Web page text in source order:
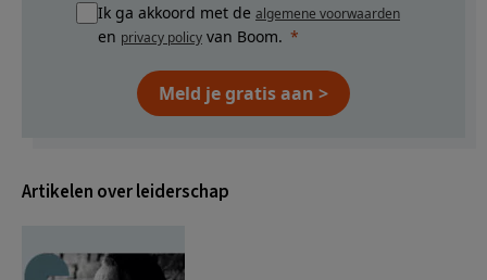
Ik ga akkoord met de algemene voorwaarden
en privacy policy van Boom.
Meld je gratis aan >
Artikelen over leiderschap